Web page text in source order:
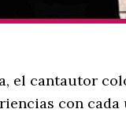
el cantautor
con